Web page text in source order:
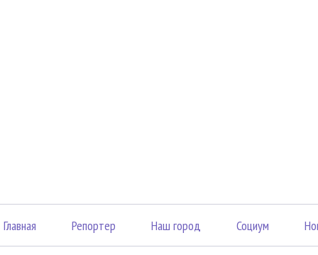
Главная Репортер Наш город Социум